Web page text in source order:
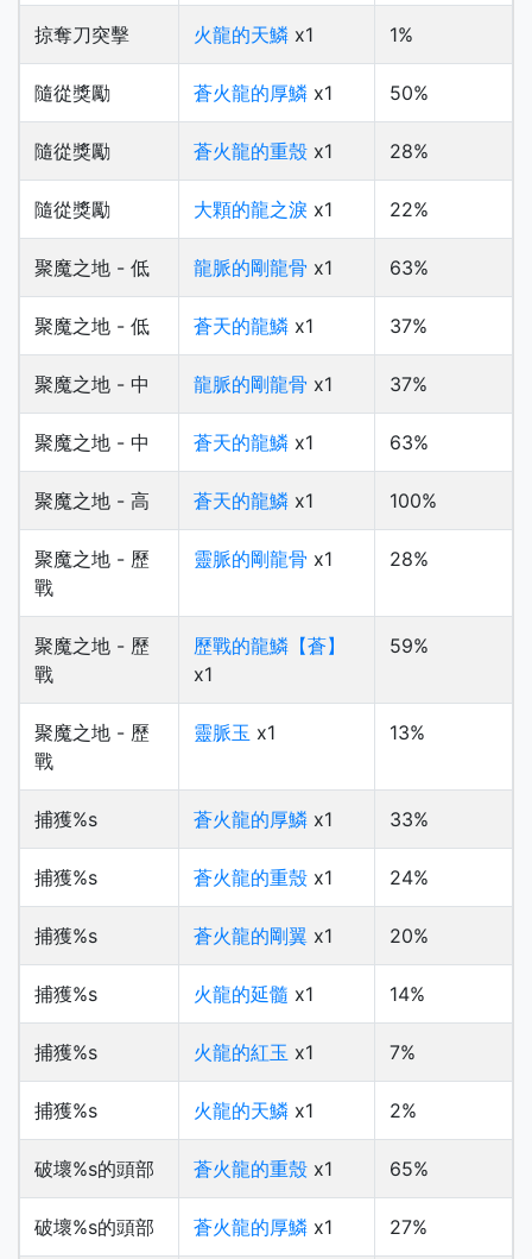
掠奪刀突擊 火龍的天鱗 x1 1%
隨從獎勵 蒼火龍的厚鱗 x1 50%
隨從獎勵 蒼火龍的重殼 x1 28%
隨從獎勵 大顆的龍之淚 x1 22%
聚魔之地 - 低 龍脈的剛龍骨 x1 63%
聚魔之地 - 低 蒼天的龍鱗 x1 37%
聚魔之地 - 中 龍脈的剛龍骨 x1 37%
聚魔之地 - 中 蒼天的龍鱗 x1 63%
聚魔之地 - 高 蒼天的龍鱗 x1 100%
聚魔之地 - 歷
戰
靈脈的剛龍骨 x1 28%
聚魔之地 - 歷
戰
歷戰的龍鱗【蒼】
x1
59%
聚魔之地 - 歷
戰
靈脈玉 x1 13%
捕獲%s 蒼火龍的厚鱗 x1 33%
捕獲%s 蒼火龍的重殼 x1 24%
捕獲%s 蒼火龍的剛翼 x1 20%
捕獲%s 火龍的延髓 x1 14%
捕獲%s 火龍的紅玉 x1 7%
捕獲%s 火龍的天鱗 x1 2%
破壞%s的頭部 蒼火龍的重殼 x1 65%
破壞%s的頭部 蒼火龍的厚鱗 x1 27%